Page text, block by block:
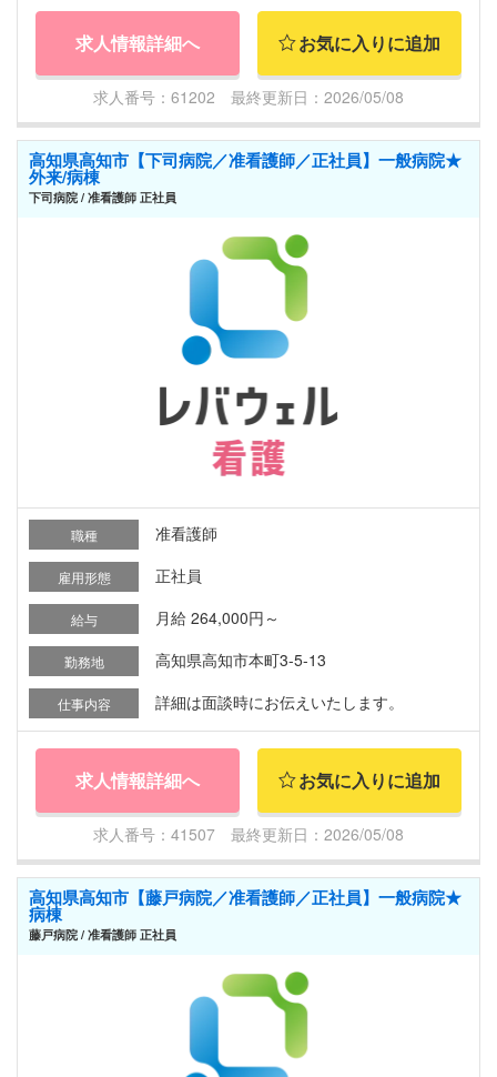
求人情報詳細へ お気に入りに追加
求人番号：61202 最終更新日：2026/05/08
高知県高知市【下司病院／准看護師／正社員】一般病院★
外来/病棟
下司病院 / 准看護師 正社員
職種 准看護師
雇用形態 正社員
給与 月給 264,000円～
勤務地 高知県高知市本町3-5-13
仕事内容 詳細は面談時にお伝えいたします。
求人情報詳細へ お気に入りに追加
求人番号：41507 最終更新日：2026/05/08
高知県高知市【藤戸病院／准看護師／正社員】一般病院★
病棟
藤戸病院 / 准看護師 正社員